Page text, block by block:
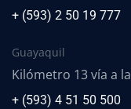
+ (593) 2 50 19 777
Guayaquil
Kilómetro 13 vía a
+ (593) 4 51 50 500